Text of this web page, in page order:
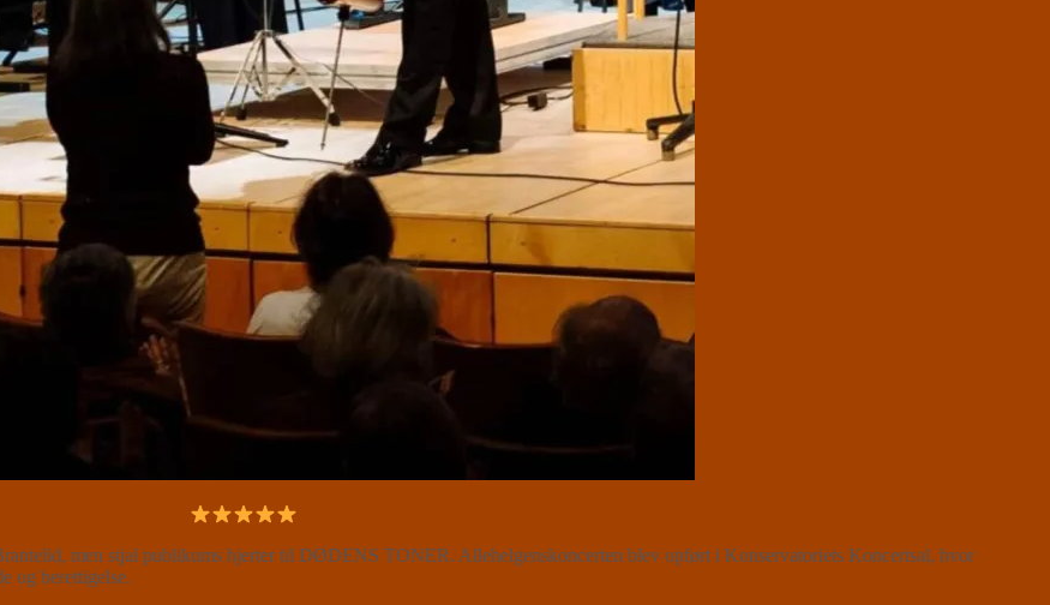
men stjal publikums hjerter til DØDENS TONER. Allehelgenskoncerten blev opført i Konservatoriets Koncertsal, hvor
og berettigelse.